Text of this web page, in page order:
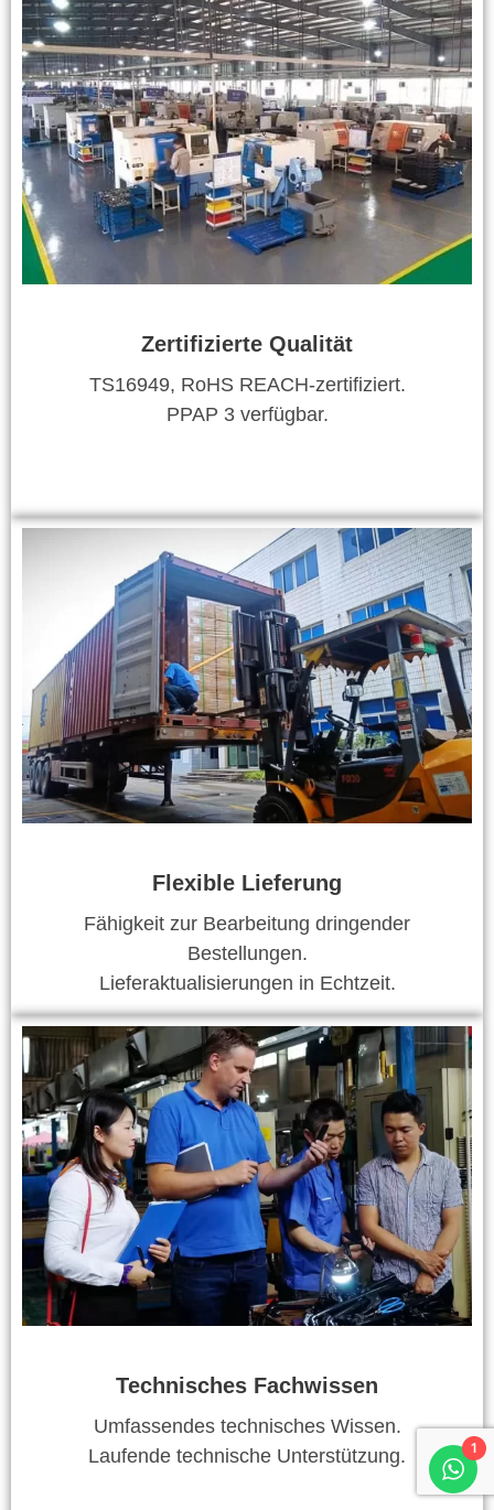
Zertifizierte Qualität
TS16949, RoHS REACH-zertifiziert.
PPAP 3 verfügbar.
Flexible Lieferung
Fähigkeit zur Bearbeitung dringender
Bestellungen.
Lieferaktualisierungen in Echtzeit.
Technisches Fachwissen
Umfassendes technisches Wissen.
Laufende technische Unterstützung.
1